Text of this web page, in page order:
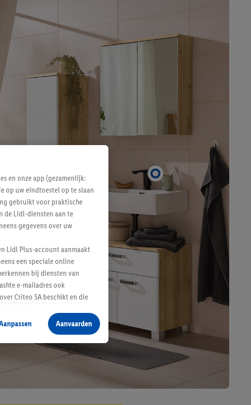
en onze app (gezamenlijk:
op uw eindtoestel op te slaan
gebruikt voor praktische
de Lidl-diensten aan te
gegevens over uw
Lidl Plus-account aanmaakt
een speciale online
bij diensten van
e-mailadres ook
Criteo SA beschikt en die
voor producten waarin
toe te voegen, maar het
als er met behulp
waarover Criteo SA
de gegevensverwerking.
toestaan. Door op
Aanvaarden